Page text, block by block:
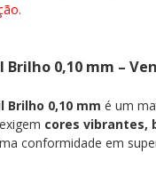
0,10 mm –
Brilho 0,10 mm é um
cores vibrantes,
conformidade em